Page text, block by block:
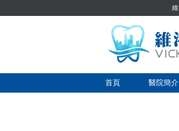
首頁 醫院簡介